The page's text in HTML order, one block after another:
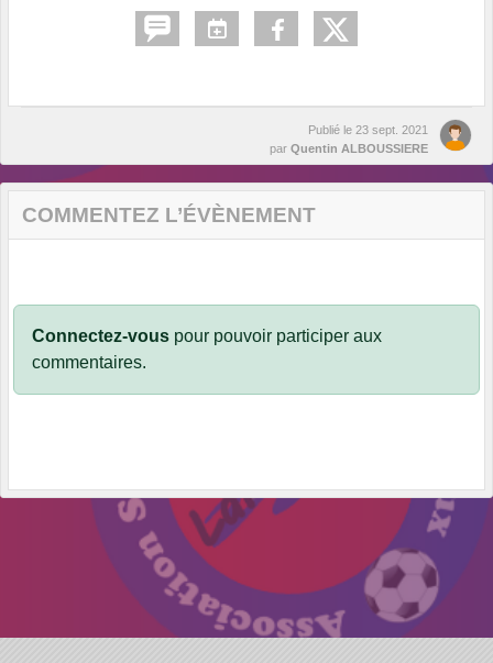
Publié le 23 sept. 2021
par Quentin ALBOUSSIERE
COMMENTEZ L’ÉVÈNEMENT
Connectez-vous pour pouvoir participer aux
commentaires.